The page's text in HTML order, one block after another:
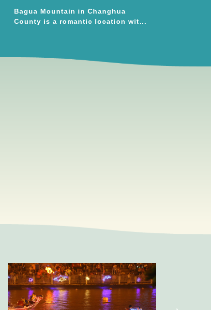
Bagua Mountain in Changhua
County is a romantic location wit...